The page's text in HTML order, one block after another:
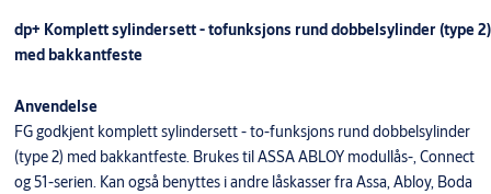
dp+ Komplett sylindersett - tofunksjons rund dobbelsylinder (type 2)
med bakkantfeste
Anvendelse
FG godkjent komplett sylindersett - to-funksjons rund dobbelsylinder
(type 2) med bakkantfeste. Brukes til ASSA ABLOY modullås-, Connect
og 51-serien. Kan også benyttes i andre låskasser fra Assa, Abloy, Boda